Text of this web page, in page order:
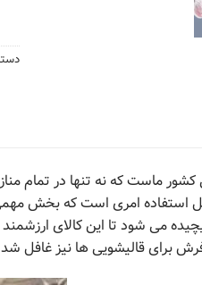
ماست که نه تنها در تمام
استفاده امری است که بخش
می شود تا این کالای
فرش برای قالیشویی ها نیز